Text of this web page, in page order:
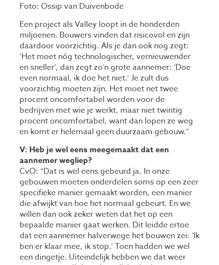
Foto: Ossip van Duivenbode
Een project als Valley loopt in de honderden
miljoenen. Bouwers vinden dat risicovol en zijn
daardoor voorzichtig. Als je dan ook nog zegt:
‘Het moet nóg technologischer, vernieuwender
en sneller’, dan zegt zo’n grote aannemer: ‘Doe
even normaal, ik doe het niet.’ Je zult dus
voorzichtig moeten zijn. Het moet net twee
procent oncomfortabel worden voor de
bedrijven met wie je werkt, maar niet twintig
procent oncomfortabel, want dan lopen ze weg
en komt er helemaal geen duurzaam gebouw.”
V: Heb je wel eens meegemaakt dat een
aannemer wegliep?
CvO: “Dat is wel eens gebeurd ja. In onze
gebouwen moeten onderdelen soms op een zeer
specifieke manier gemaakt worden, een manier
die afwijkt van hoe het normaal gebeurt. En we
willen dan ook zeker weten dat het op een
bepaalde manier gaat werken. Dit leidde ertoe
dat een aannemer halverwege het bouwen zei: ‘Ik
ben er klaar mee, ik stop.’ Toen hadden we wel
een dingetje. Uiteindelijk hebben we dat weer